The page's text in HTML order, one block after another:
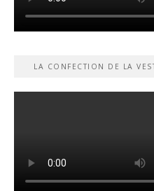
LA CONFECTION DE LA